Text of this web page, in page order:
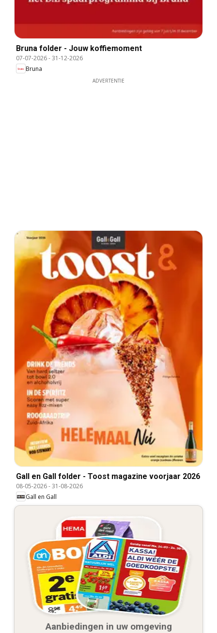
Bruna folder - Jouw koffiemoment
07-07-2026-31-12-2026
Bruna
ADVERTENTIE
Gall en Gall folder - Toost magazine voorjaar 2026
08-05-2026-31-08-2026
Gall en Gall
Aanbiedingen in uw omgeving